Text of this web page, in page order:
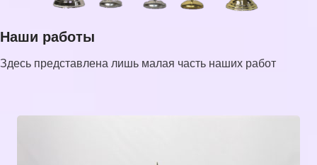
Наши работы
Здесь представлена лишь малая часть наших работ